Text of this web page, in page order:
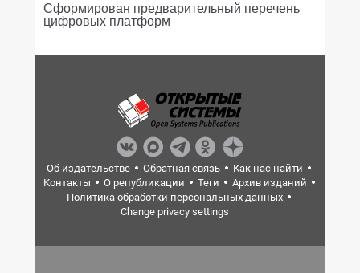
Сформирован предварительный перечень
цифровых платформ
Об издательстве Обратная связь
Как нас найти
Контакты
О републикации Теги
Архив изданий
Политика обработки персональных данных
Change privacy settings